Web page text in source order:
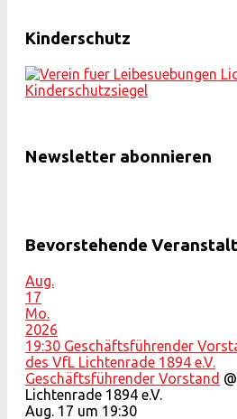
Kinderschutz
Newsletter abonnieren
Bevorstehende
Aug.
17
Mo.
2026
19:30 Geschäftsführender
des VfL Lichtenrade 1894 e.V.
Geschäftsführender Vorstand
Lichtenrade 1894 e.V.
Aug. 17 um 19:30